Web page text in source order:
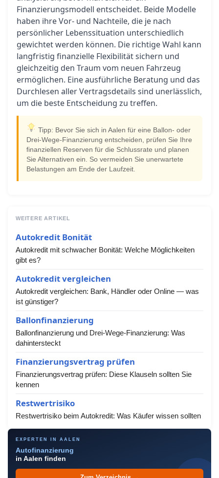
Finanzierungsmodell entscheidet. Beide Modelle
haben ihre Vor- und Nachteile, die je nach
persönlicher Lebenssituation unterschiedlich
gewichtet werden können. Die richtige Wahl kann
langfristig finanzielle Flexibilität sichern und
gleichzeitig den Traum vom neuen Fahrzeug
ermöglichen. Eine ausführliche Beratung und das
Durchlesen aller Vertragsdetails sind unerlässlich,
um die beste Entscheidung zu treffen.
Tipp: Bevor Sie sich in Aalen für eine Ballon- oder
Drei-Wege-Finanzierung entscheiden, prüfen Sie Ihre
finanziellen Reserven für die Schlussrate und planen
Sie Alternativen ein. So vermeiden Sie unerwartete
Belastungen am Ende der Laufzeit.
WEITERE ARTIKEL
Autokredit Bonität
Autokredit mit schwacher Bonität: Welche Möglichkeiten
gibt es?
Autokredit vergleichen
Autokredit vergleichen: Bank, Händler oder Online — was
ist günstiger?
Ballonfinanzierung
Ballonfinanzierung und Drei-Wege-Finanzierung: Was
dahintersteckt
Finanzierungsvertrag prüfen
Finanzierungsvertrag prüfen: Diese Klauseln sollten Sie
kennen
Restwertrisiko
Restwertrisiko beim Autokredit: Was Käufer wissen sollten
EXPERTEN IN AALEN
Autofinanzierung
in Aalen finden